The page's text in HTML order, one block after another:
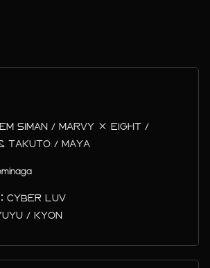
SIMAN / MARVY × EIGHT /
TAKUTO / MAYA
CYBER LUV
/ KYON